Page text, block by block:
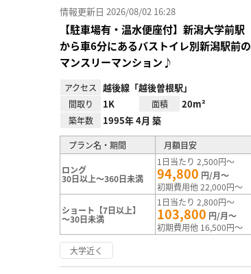
情報更新日 2026/08/02 16:28
【駐車場有・温水便座付】新潟大学前駅
から車6分にあるバストイレ別新潟駅前の
マンスリーマンション♪
アクセス 越後線「越後曽根駅」
間取り 1K 面積 20m²
築年数 1995年 4月 築
プラン名・期間 月額目安
ロング
30日以上～360日未満
1日当たり 2,500円～
94,800 円/月～
初期費用他 22,000円～
ショート【7日以上】
～30日未満
1日当たり 2,800円～
103,800 円/月～
初期費用他 16,500円～
大学近く